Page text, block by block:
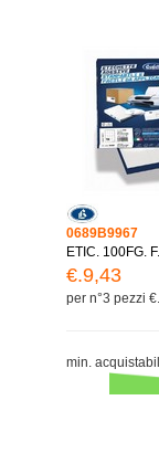
0689B9967
ETIC. 100FG.
€.9,43
per n°3 pezzi
min.